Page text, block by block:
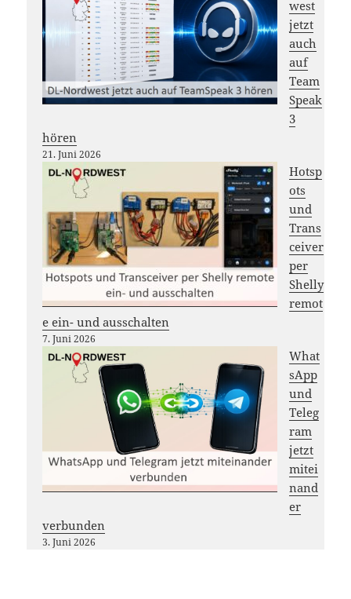
west
jetzt
auch
auf
Team
Speak
3
hören
21. Juni 2026
Hotsp
ots
und
Trans
ceiver
per
Shelly
remot
e ein- und ausschalten
7. Juni 2026
What
sApp
und
Teleg
ram
jetzt
mitei
nand
er
verbunden
3. Juni 2026